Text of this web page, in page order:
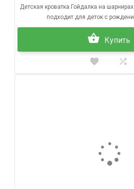
Детская кроватка Гойдалка на
подходит для деток с
Купить